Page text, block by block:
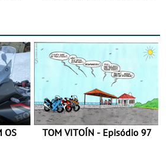
TOM VITOÍN - Episódio 97